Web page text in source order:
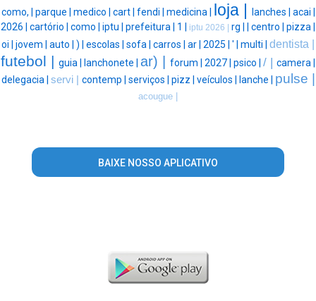
como, | parque | medico | cart | fendi | medicina | loja | lanches | acai |
2026 | cartório | como | iptu | prefeitura | 1 | iptu 2026 | rg | centro | pizza |
oi | jovem | auto | ) | escolas | sofa | carros | ar | 2025 | ' | multi | dentista |
futebol | guia | lanchonete | ar) | forum | 2027 | psico | / | camera |
delegacia | servi | contemp | serviços | pizz | veículos | lanche | pulse |
acougue |
BAIXE NOSSO APLICATIVO